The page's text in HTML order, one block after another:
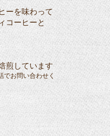
を味わって
ーヒーと
煎しています
でお問い合わせく